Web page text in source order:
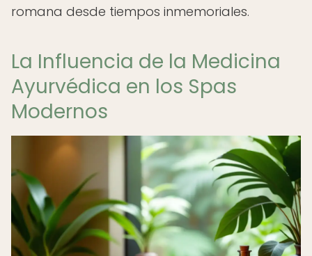
romana desde tiempos inmemoriales.
La Influencia de la Medicina
Ayurvédica en los Spas
Modernos